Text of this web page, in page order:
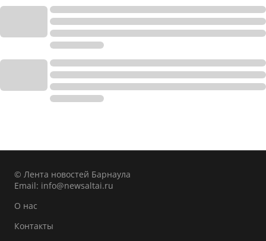
© Лента новостей Барнаула
Email: info@newsaltai.ru
О нас
Контакты